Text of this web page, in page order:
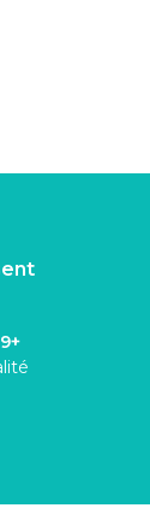
9+